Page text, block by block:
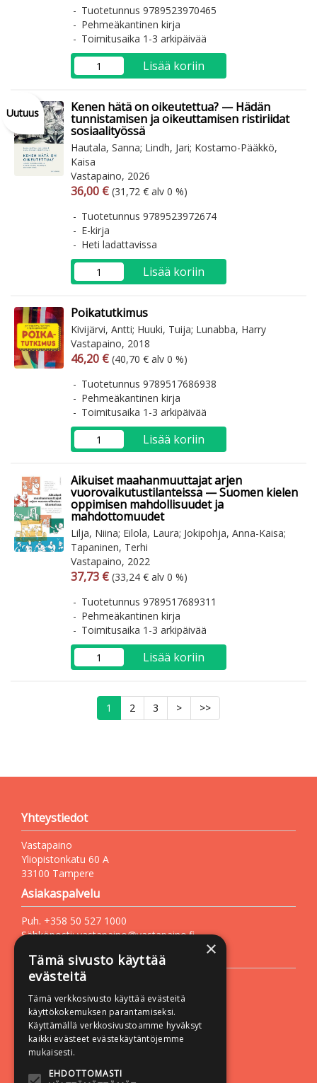
Tuotetunnus 9789523970465
Pehmeäkantinen kirja
Toimitusaika 1-3 arkipäivää
Lisää koriin
Uutuus Kenen hätä on oikeutettua? — Hädän
tunnistamisen ja oikeuttamisen ristiriidat
sosiaalityössä
Hautala, Sanna; Lindh, Jari; Kostamo-Pääkkö,
Kaisa
Vastapaino, 2026
Arvonlisäverollinen hinta
36,00 € Arvonlisäveroton hinta
(31,72 € alv 0 %)
Tuotetunnus 9789523972674
E-kirja
Heti ladattavissa
Lisää koriin
Poikatutkimus
Kivijärvi, Antti; Huuki, Tuija; Lunabba, Harry
Vastapaino, 2018
Arvonlisäverollinen hinta
46,20 € Arvonlisäveroton hinta
(40,70 € alv 0 %)
Tuotetunnus 9789517686938
Pehmeäkantinen kirja
Toimitusaika 1-3 arkipäivää
Lisää koriin
Aikuiset maahanmuuttajat arjen
vuorovaikutustilanteissa — Suomen kielen
oppimisen mahdollisuudet ja
mahdottomuudet
Lilja, Niina; Eilola, Laura; Jokipohja, Anna-Kaisa;
Tapaninen, Terhi
Vastapaino, 2022
Arvonlisäverollinen hinta
37,73 € Arvonlisäveroton hinta
(33,24 € alv 0 %)
Tuotetunnus 9789517689311
Pehmeäkantinen kirja
Toimitusaika 1-3 arkipäivää
Lisää koriin
1 2 3 > >>
Yhteystiedot
Vastapaino
Yliopistonkatu 60 A
33100 Tampere
Asiakaspalvelu
Puh. +358 50 527 1000
Sähköposti:vastapaino@vastapaino.fi
Lisätietoa
Toimitusehdot
Käyttöohjeet
Tietosuojaseloste
Saavutettavuusseloste
×
Tämä sivusto käyttää
evästeitä
Tämä verkkosivusto käyttää evästeitä
käyttökokemuksen parantamiseksi.
Käyttämällä verkkosivustoamme hyväksyt
kaikki evästeet evästekäytäntöjemme
mukaisesti.
EHDOTTOMASTI